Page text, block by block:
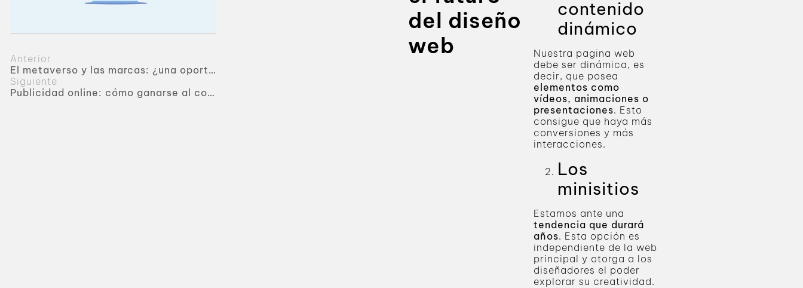
Anterior
El metaverso y las marcas: ¿una oportunidad o un desafío?
Siguiente
Publicidad online: cómo ganarse al consumidor en milisegundos
del diseño
web
contenido
dinámico
Nuestra pagina web
debe ser dinámica, es
decir, que posea
elementos como
vídeos, animaciones o
presentaciones. Esto
consigue que haya más
conversiones y más
interacciones.
Los
minisitios
Estamos ante una
tendencia que durará
años. Esta opción es
independiente de la web
principal y otorga a los
diseñadores el poder
explorar su creatividad.